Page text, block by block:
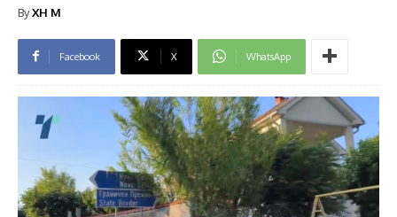
ByXH M
Facebook X WhatsApp